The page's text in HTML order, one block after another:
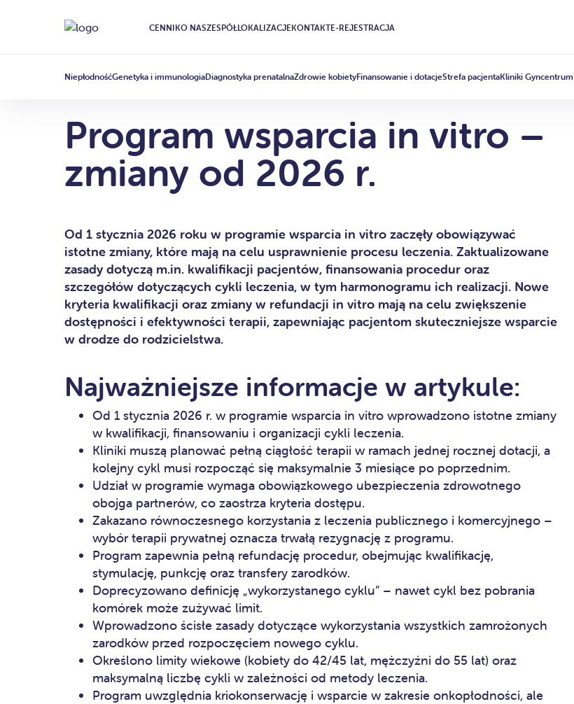
CENNIKO NASZESPÓŁLOKALIZACJEKONTAKTE-REJESTRACJA
NiepłodnośćGenetyka i immunologiaDiagnostyka prenatalnaZdrowie kobietyFinansowanie i dotacjeStrefa pacjentaKliniki Gyncentrum
Program wsparcia in vitro –
zmiany od 2026 r.
Od 1 stycznia 2026 roku w programie wsparcia in vitro zaczęły obowiązywać
istotne zmiany, które mają na celu usprawnienie procesu leczenia. Zaktualizowane
zasady dotyczą m.in. kwalifikacji pacjentów, finansowania procedur oraz
szczegółów dotyczących cykli leczenia, w tym harmonogramu ich realizacji. Nowe
kryteria kwalifikacji oraz zmiany w refundacji in vitro mają na celu zwiększenie
dostępności i efektywności terapii, zapewniając pacjentom skuteczniejsze wsparcie
w drodze do rodzicielstwa.
Najważniejsze informacje w artykule:
Od 1 stycznia 2026 r. w programie wsparcia in vitro wprowadzono istotne zmiany
w kwalifikacji, finansowaniu i organizacji cykli leczenia.
Kliniki muszą planować pełną ciągłość terapii w ramach jednej rocznej dotacji, a
kolejny cykl musi rozpocząć się maksymalnie 3 miesiące po poprzednim.
Udział w programie wymaga obowiązkowego ubezpieczenia zdrowotnego
obojga partnerów, co zaostrza kryteria dostępu.
Zakazano równoczesnego korzystania z leczenia publicznego i komercyjnego –
wybór terapii prywatnej oznacza trwałą rezygnację z programu.
Program zapewnia pełną refundację procedur, obejmując kwalifikację,
stymulację, punkcję oraz transfery zarodków.
Doprecyzowano definicję „wykorzystanego cyklu” – nawet cykl bez pobrania
komórek może zużywać limit.
Wprowadzono ścisłe zasady dotyczące wykorzystania wszystkich zamrożonych
zarodków przed rozpoczęciem nowego cyklu.
Określono limity wiekowe (kobiety do 42/45 lat, mężczyźni do 55 lat) oraz
maksymalną liczbę cykli w zależności od metody leczenia.
Program uwzględnia kriokonserwację i wsparcie w zakresie onkopłodności, ale